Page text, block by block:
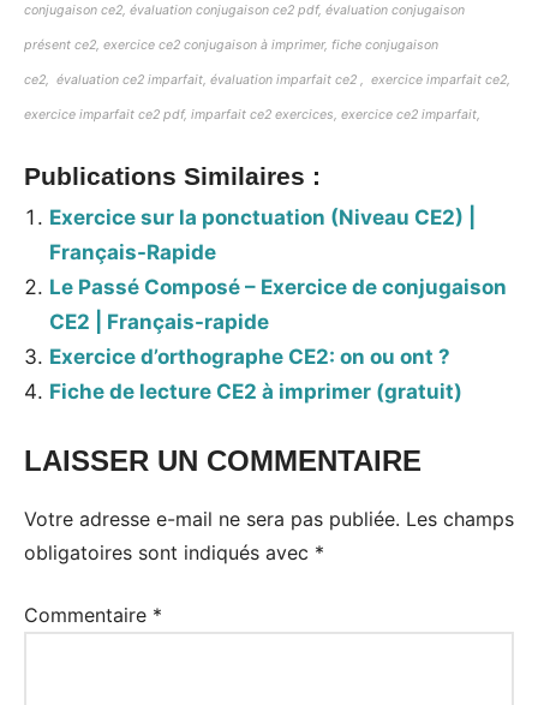
conjugaison ce2, évaluation conjugaison ce2 pdf, évaluation conjugaison
présent ce2, exercice ce2 conjugaison à imprimer, fiche conjugaison
ce2, évaluation ce2 imparfait, évaluation imparfait ce2 , exercice imparfait ce2,
exercice imparfait ce2 pdf, imparfait ce2 exercices, exercice ce2 imparfait,
Publications Similaires :
Exercice sur la ponctuation (Niveau CE2) |
Français-Rapide
Le Passé Composé – Exercice de conjugaison
CE2 | Français-rapide
Exercice d’orthographe CE2: on ou ont ?
Fiche de lecture CE2 à imprimer (gratuit)
LAISSER UN COMMENTAIRE
Votre adresse e-mail ne sera pas publiée. Les champs
obligatoires sont indiqués avec *
Commentaire *